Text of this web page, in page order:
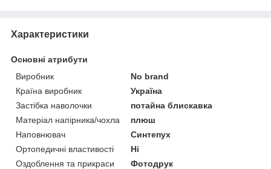
Характеристики
Основні атрибути
Виробник
No brand
Країна виробник
Україна
Застібка наволочки
потайна блискавка
Матеріал напірника/чохла
плюш
Наповнювач
Синтепух
Ортопедичні властивості
Ні
Оздоблення та прикраси
Фотодрук